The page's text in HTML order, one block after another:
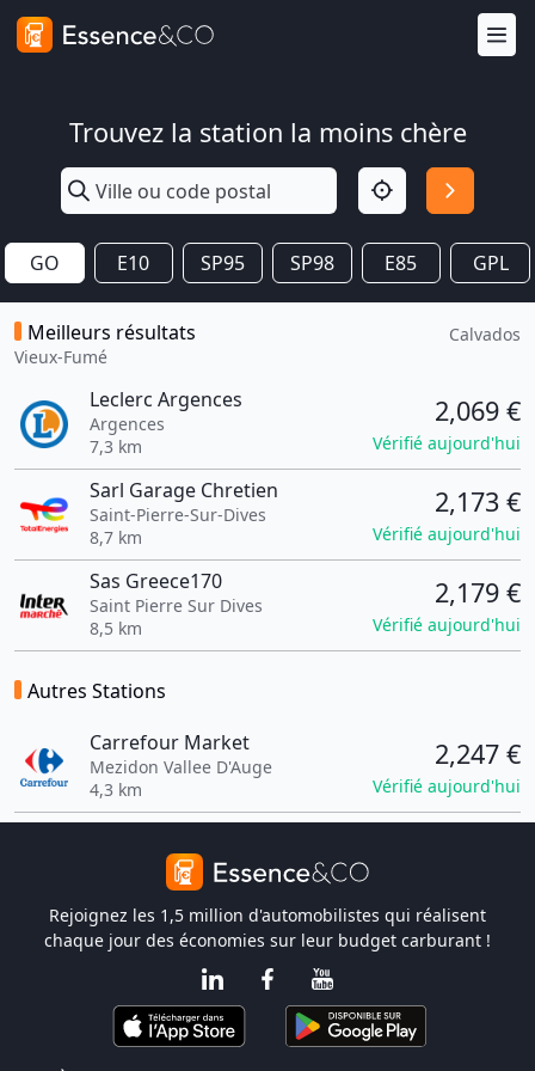
Trouvez la station la moins chère
GO E10 SP95 SP98 E85 GPL
Meilleurs résultats
Vieux-Fumé
Calvados
Leclerc Argences
Argences
7,3 km
2,069 €
Vérifié aujourd'hui
Sarl Garage Chretien
Saint-Pierre-Sur-Dives
8,7 km
2,173 €
Vérifié aujourd'hui
Sas Greece170
Saint Pierre Sur Dives
8,5 km
2,179 €
Vérifié aujourd'hui
Autres Stations
Carrefour Market
Mezidon Vallee D'Auge
4,3 km
2,247 €
Vérifié aujourd'hui
Rejoignez les 1,5 million d'automobilistes qui réalisent
chaque jour des économies sur leur budget carburant !